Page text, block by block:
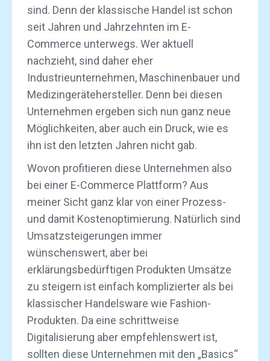
sind. Denn der klassische Handel ist schon
seit Jahren und Jahrzehnten im E-
Commerce unterwegs. Wer aktuell
nachzieht, sind daher eher
Industrieunternehmen, Maschinenbauer und
Medizingerätehersteller. Denn bei diesen
Unternehmen ergeben sich nun ganz neue
Möglichkeiten, aber auch ein Druck, wie es
ihn ist den letzten Jahren nicht gab.
Wovon profitieren diese Unternehmen also
bei einer E-Commerce Plattform? Aus
meiner Sicht ganz klar von einer Prozess-
und damit Kostenoptimierung. Natürlich sind
Umsatzsteigerungen immer
wünschenswert, aber bei
erklärungsbedürftigen Produkten Umsätze
zu steigern ist einfach komplizierter als bei
klassischer Handelsware wie Fashion-
Produkten. Da eine schrittweise
Digitalisierung aber empfehlenswert ist,
sollten diese Unternehmen mit den „Basics“